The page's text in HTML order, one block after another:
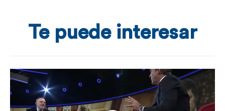
Te puede interesar